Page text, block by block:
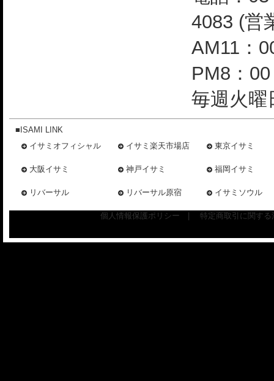
4083 (営
AM11：
PM8：
毎週火曜
■ISAMI LINK
イサミオフィシャル
イサミ楽天市場店 東京イサミ
大阪イサミ 神戸イサミ 福岡イサミ
リバーサル リバーサル原宿 イサミソウル
個人情報保護ポリシー 特定商取引に関す